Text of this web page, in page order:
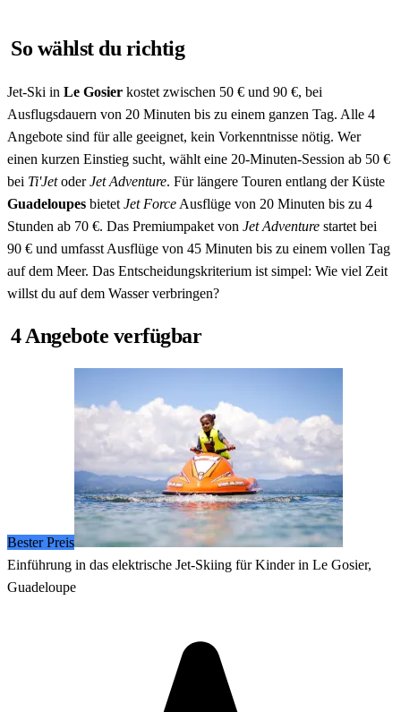
So wählst du richtig
Jet-Ski in Le Gosier kostet zwischen 50 € und 90 €, bei
Ausflugsdauern von 20 Minuten bis zu einem ganzen Tag. Alle 4
Angebote sind für alle geeignet, kein Vorkenntnisse nötig. Wer
einen kurzen Einstieg sucht, wählt eine 20-Minuten-Session ab 50 €
bei Ti'JetoderJet Adventure. Für längere Touren entlang der Küste
Guadeloupes bietet Jet Force Ausflüge von 20 Minuten bis zu 4
Stunden ab 70 €. Das Premiumpaket von Jet Adventure startet bei
90 € und umfasst Ausflüge von 45 Minuten bis zu einem vollen Tag
auf dem Meer. Das Entscheidungskriterium ist simpel: Wie viel Zeit
willst du auf dem Wasser verbringen?
4 Angebote verfügbar
Bester Preis
Einführung in das elektrische Jet-Skiing für Kinder in Le Gosier,
Guadeloupe